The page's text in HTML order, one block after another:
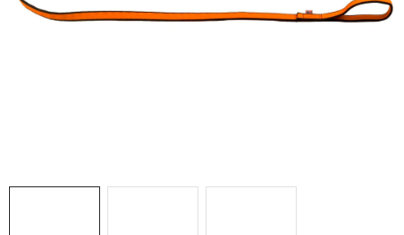
Podmínky ochrany osobních údajů